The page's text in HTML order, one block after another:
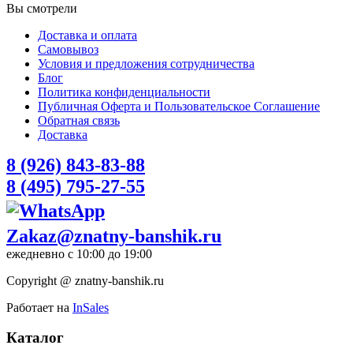
Вы смотрели
Доставка и оплата
Самовывоз
Условия и предложения сотрудничества
Блог
Политика конфиденциальности
Публичная Оферта и Пользовательское Соглашение
Обратная связь
Доставка
8 (926) 843-83-88
8 (495) 795-27-55
Zakaz@znatny-banshik.ru
ежедневно с 10:00 до 19:00
Copyright @ znatny-banshik.ru
Работает на InSales
Каталог